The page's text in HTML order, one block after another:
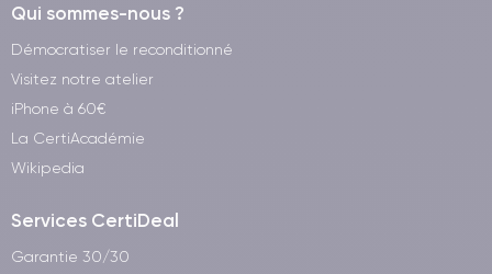
Qui sommes-nous ?
Démocratiser le reconditionné
Visitez notre atelier
iPhone à 60€
La CertiAcadémie
Wikipedia
Services CertiDeal
Garantie 30/30